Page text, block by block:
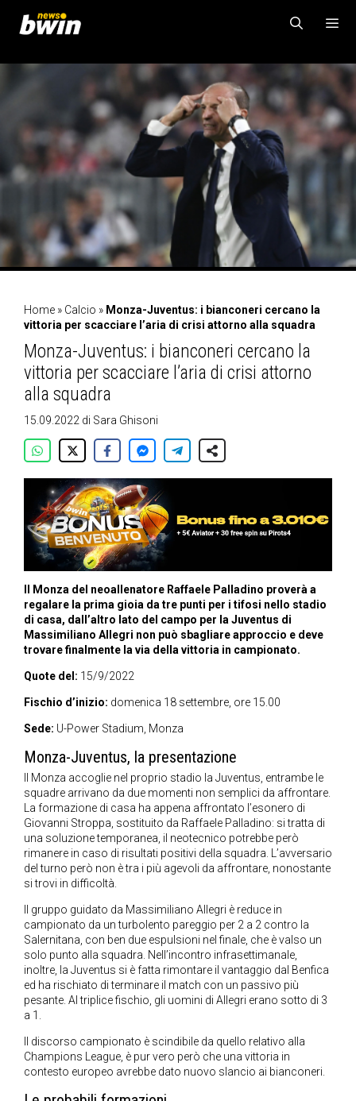
contenuto
MENU
Home » Calcio » Monza-Juventus: i bianconeri cercano la
vittoria per scacciare l’aria di crisi attorno alla squadra
Monza-Juventus: i bianconeri cercano la
vittoria per scacciare l’aria di crisi attorno
alla squadra
15.09.2022 di Sara Ghisoni
Il Monza del neoallenatore Raffaele Palladino proverà a
regalare la prima gioia da tre punti per i tifosi nello stadio
di casa, dall’altro lato del campo per la Juventus di
Massimiliano Allegri non può sbagliare approccio e deve
trovare finalmente la via della vittoria in campionato.
Quote del: 15/9/2022
Fischio d’inizio: domenica 18 settembre, ore 15.00
Sede: U-Power Stadium, Monza
Monza-Juventus, la presentazione
Il Monza accoglie nel proprio stadio la Juventus, entrambe le
squadre arrivano da due momenti non semplici da affrontare.
La formazione di casa ha appena affrontato l’esonero di
Giovanni Stroppa, sostituito da Raffaele Palladino: si tratta di
una soluzione temporanea, il neotecnico potrebbe però
rimanere in caso di risultati positivi della squadra. L’avversario
del turno però non è tra i più agevoli da affrontare, nonostante
si trovi in difficoltà.
Il gruppo guidato da Massimiliano Allegri è reduce in
campionato da un turbolento pareggio per 2 a 2 contro la
Salernitana, con ben due espulsioni nel finale, che è valso un
solo punto alla squadra. Nell’incontro infrasettimanale,
inoltre, la Juventus si è fatta rimontare il vantaggio dal Benfica
ed ha rischiato di terminare il match con un passivo più
pesante. Al triplice fischio, gli uomini di Allegri erano sotto di 3
a 1.
Il discorso campionato è scindibile da quello relativo alla
Champions League, è pur vero però che una vittoria in
contesto europeo avrebbe dato nuovo slancio ai bianconeri.